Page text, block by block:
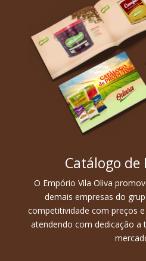
Catálogo de
O Empório Vila Oliva
demais empresas do
competitividade com preços
atendendo com dedicação a